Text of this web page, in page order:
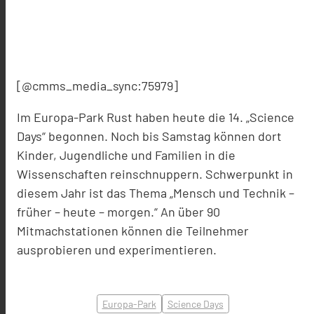
[@cmms_media_sync:75979]
Im Europa-Park Rust haben heute die 14. „Science
Days“ begonnen. Noch bis Samstag können dort
Kinder, Jugendliche und Familien in die
Wissenschaften reinschnuppern. Schwerpunkt in
diesem Jahr ist das Thema „Mensch und Technik –
früher – heute – morgen.“ An über 90
Mitmachstationen können die Teilnehmer
ausprobieren und experimentieren.
Europa-Park Science Days